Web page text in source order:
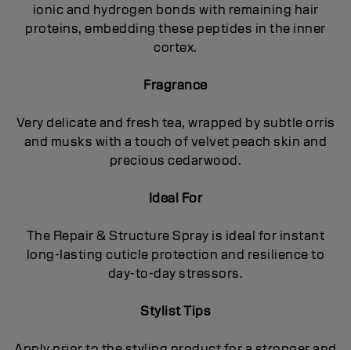
ionic and hydrogen bonds with remaining hair
proteins, embedding these peptides in the inner
cortex.
Fragrance
Very delicate and fresh tea, wrapped by subtle orris
and musks with a touch of velvet peach skin and
precious cedarwood.
Ideal For
The Repair & Structure Spray is ideal for instant
long-lasting cuticle protection and resilience to
day-to-day stressors.
Stylist Tips